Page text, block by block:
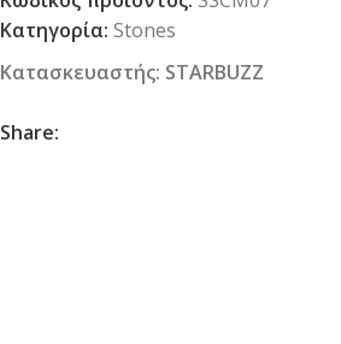
Κατηγορία: Stones
Κατασκευαστής: STARBUZZ
Share: